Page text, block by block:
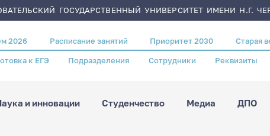
ГОСУДАРСТВЕННЫЙ УНИВЕРСИТЕТ ИМЕНИ Н.Г.
2026 Расписание занятий Приоритет 2030 Старая
к ЕГЭ Подразделения Сотрудники Реквизиты
и инновации Студенчество Медиа ДПО